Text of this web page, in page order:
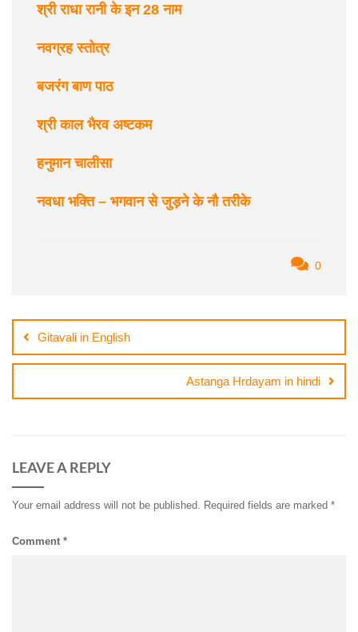
श्री राधा रानी के इन 28 नाम
नवग्रह स्तोत्र
बजरंग बाण पाठ
श्री काल भैरव अष्टकम
हनुमान चालीसा
नवधा भक्ति – भगवान से जुड़ने के नौ तरीके
0
navigation
Gitavali in English
Astanga Hrdayam in hindi
LEAVE A REPLY
Your email address will not be published. Required fields are marked *
Comment *